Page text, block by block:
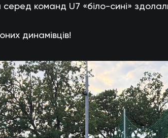
серед команд U7 «біло-сині»
динамівців!